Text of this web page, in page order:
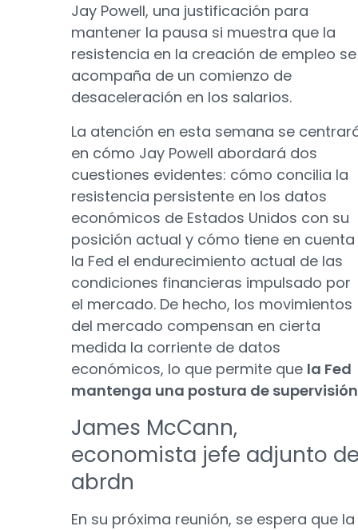
Jay Powell, una justificación para
mantener la pausa si muestra que la
resistencia en la creación de empleo se
acompaña de un comienzo de
desaceleración en los salarios.
La atención en esta semana se
en cómo Jay Powell abordará dos
cuestiones evidentes: cómo concilia la
resistencia persistente en los datos
económicos de Estados Unidos con su
posición actual y cómo tiene en cuenta
la Fed el endurecimiento actual de las
condiciones financieras impulsado por
el mercado. De hecho, los movimientos
del mercado compensan en cierta
medida la corriente de datos
económicos, lo que permite que la Fed
mantenga una postura de supervisión
James McCann,
economista jefe adjunto
abrdn
En su próxima reunión, se espera que la